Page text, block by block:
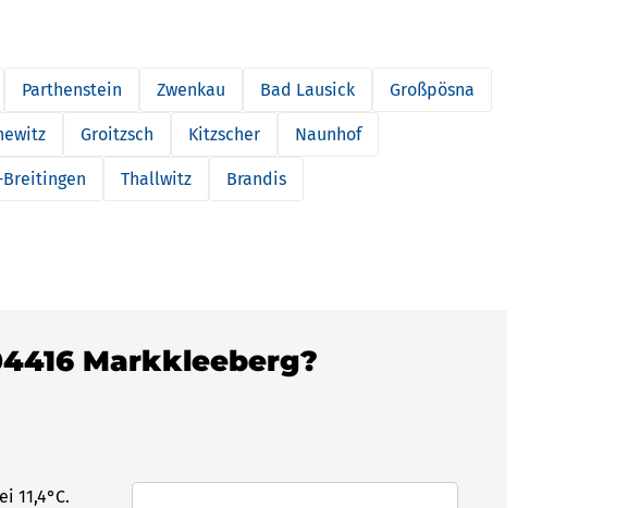
Parthenstein Zwenkau Bad Lausick Großpösna
Groitzsch Kitzscher Naunhof
Breitingen Thallwitz Brandis
Markkleeberg?
11,4°C.